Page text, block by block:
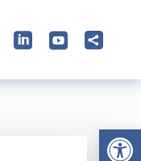
Abrir
  